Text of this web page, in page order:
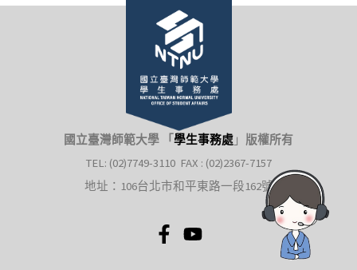
國立臺灣師範大學 「 學生事務處 」 版權所有
TEL: (02)7749-3110 FAX : (02)2367-7157
地址：106台北市和平東路一段162號